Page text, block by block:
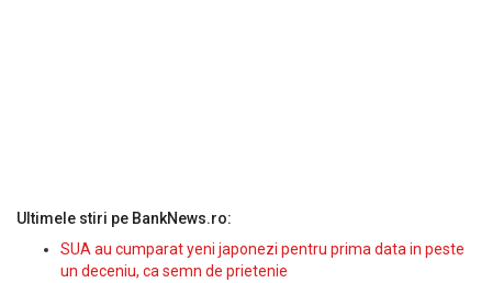
Ultimele stiri pe BankNews.ro:
SUA au cumparat yeni japonezi pentru prima data in peste
un deceniu, ca semn de prietenie